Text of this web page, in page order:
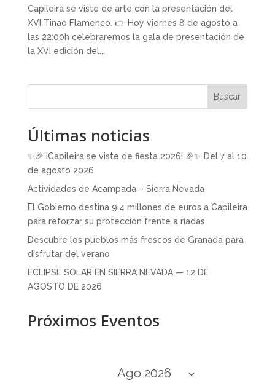
Capileira se viste de arte con la presentación del
XVI Tinao Flamenco. 👉 Hoy viernes 8 de agosto a
las 22:00h celebraremos la gala de presentación de
la XVI edición del...
Buscar
Últimas noticias
✨🎉 ¡Capileira se viste de fiesta 2026! 🎉✨ Del 7 al 10
de agosto 2026
Actividades de Acampada – Sierra Nevada
El Gobierno destina 9,4 millones de euros a Capileira
para reforzar su protección frente a riadas
Descubre los pueblos más frescos de Granada para
disfrutar del verano
ECLIPSE SOLAR EN SIERRA NEVADA — 12 DE
AGOSTO DE 2026
Próximos Eventos